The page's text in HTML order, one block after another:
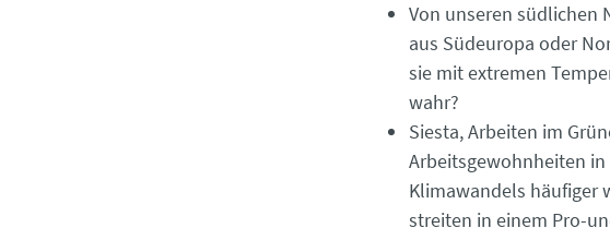
Von unseren südlichen
aus Südeuropa oder
sie mit extremen
wahr?
Siesta, Arbeiten im
Arbeitsgewohnheiten
Klimawandels häufiger
streiten in einem Pro-